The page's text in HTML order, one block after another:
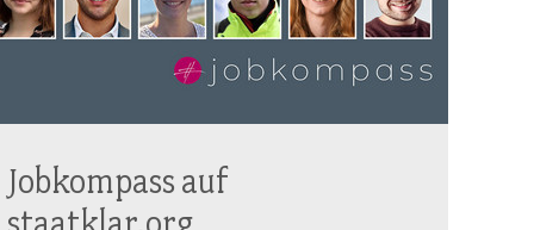
Jobkompass auf